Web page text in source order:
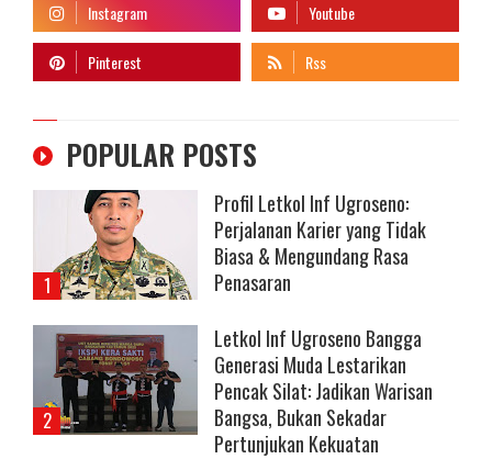
POPULAR POSTS
Profil Letkol Inf Ugroseno:
Perjalanan Karier yang Tidak
Biasa & Mengundang Rasa
Penasaran
Letkol Inf Ugroseno Bangga
Generasi Muda Lestarikan
Pencak Silat: Jadikan Warisan
Bangsa, Bukan Sekadar
Pertunjukan Kekuatan